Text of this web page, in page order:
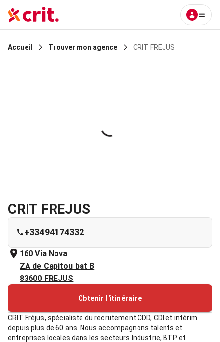
Accueil Trouver mon agence CRIT FREJUS
CRIT FREJUS
+33494174332
160 Via Nova
ZA de Capitou bat B
83600 FREJUS
Obtenir l'itinéraire
CRIT Fréjus, spécialiste du recrutement CDD, CDI et intérim
depuis plus de 60 ans. Nous accompagnons talents et
entreprises locales dans les secteurs Industrie, BTP et